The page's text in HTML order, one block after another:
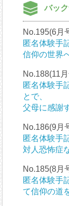
バッ
No.195(6月
匿名体験手
信仰の世界
No.188(11
匿名体験手
とで、
父母に感謝
No.186(9月
匿名体験手
対人恐怖症
No.185(8月
匿名体験手
て信仰の道